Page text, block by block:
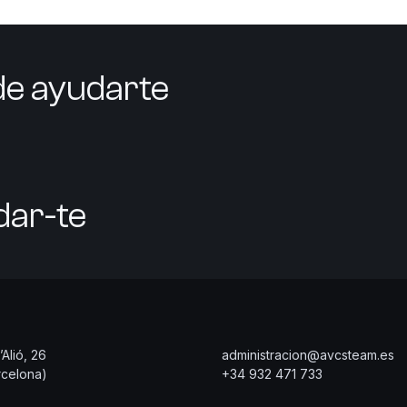
ayudarte
te
26
administracion@avcsteam.es
+34 932 471 733